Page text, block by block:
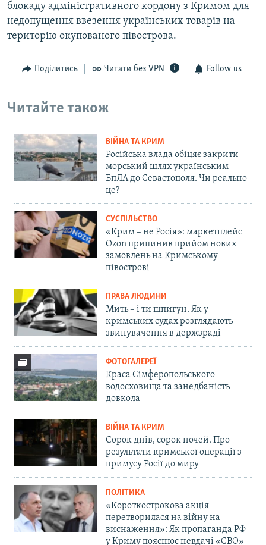
блокаду адміністративного кордону з Кримом для
недопущення ввезення українських товарів на
територію окупованого півострова.
Поділитись Читати без VPN Follow us
Читайте також
ВІЙНА ТА КРИМ
Російська влада обіцяє закрити
морський шлях українським
БпЛА до Севастополя. Чи реально
це?
СУСПІЛЬСТВО
«Крим – не Росія»: маркетплейс
Ozon припинив прийом нових
замовлень на Кримському
півострові
ПРАВА ЛЮДИНИ
Мить – і ти шпигун. Як у
кримських судах розглядають
звинувачення в держзраді
ФОТОГАЛЕРЕЇ
Краса Сімферопольського
водосховища та занедбаність
довкола
ВІЙНА ТА КРИМ
Сорок днів, сорок ночей. Про
результати кримської операції з
примусу Росії до миру
ПОЛІТИКА
«Короткострокова акція
перетворилася на війну на
виснаження»: Як пропаганда РФ
у Криму пояснює невдачі «СВО»